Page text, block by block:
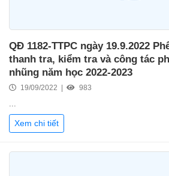
QĐ 1182-TTPC ngày 19.9.2022
thanh tra, kiểm tra và công tác
nhũng năm học 2022-2023
19/09/2022 | 983
...
Xem chi tiết